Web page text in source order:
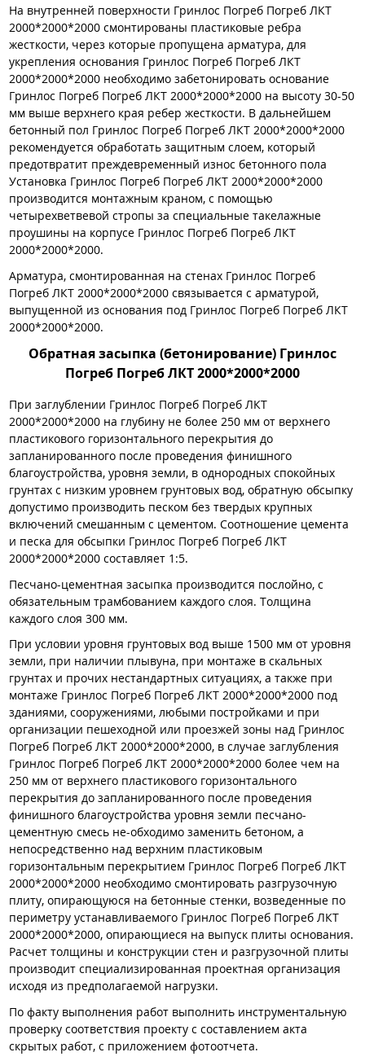
На внутренней поверхности Гринлос Погреб Погреб ЛКТ
2000*2000*2000 смонтированы пластиковые ребра
жесткости, через которые пропущена арматура, для
укрепления основания Гринлос Погреб Погреб ЛКТ
2000*2000*2000 необходимо забетонировать основание
Гринлос Погреб Погреб ЛКТ 2000*2000*2000 на высоту 30-50
мм выше верхнего края ребер жесткости. В дальнейшем
бетонный пол Гринлос Погреб Погреб ЛКТ 2000*2000*2000
рекомендуется обработать защитным слоем, который
предотвратит преждевременный износ бетонного пола
Установка Гринлос Погреб Погреб ЛКТ 2000*2000*2000
производится монтажным краном, с помощью
четырехветвевой стропы за специальные такелажные
проушины на корпусе Гринлос Погреб Погреб ЛКТ
2000*2000*2000.
Арматура, смонтированная на стенах Гринлос Погреб
Погреб ЛКТ 2000*2000*2000 связывается с арматурой,
выпущенной из основания под Гринлос Погреб Погреб ЛКТ
2000*2000*2000.
Обратная засыпка (бетонирование) Гринлос
Погреб Погреб ЛКТ 2000*2000*2000
При заглублении Гринлос Погреб Погреб ЛКТ
2000*2000*2000 на глубину не более 250 мм от верхнего
пластикового горизонтального перекрытия до
запланированного после проведения финишного
благоустройства, уровня земли, в однородных спокойных
грунтах с низким уровнем грунтовых вод, обратную обсыпку
допустимо производить песком без твердых крупных
включений смешанным с цементом. Соотношение цемента
и песка для обсыпки Гринлос Погреб Погреб ЛКТ
2000*2000*2000 составляет 1:5.
Песчано-цементная засыпка производится послойно, с
обязательным трамбованием каждого слоя. Толщина
каждого слоя 300 мм.
При условии уровня грунтовых вод выше 1500 мм от уровня
земли, при наличии плывуна, при монтаже в скальных
грунтах и прочих нестандартных ситуациях, а также при
монтаже Гринлос Погреб Погреб ЛКТ 2000*2000*2000 под
зданиями, сооружениями, любыми постройками и при
организации пешеходной или проезжей зоны над Гринлос
Погреб Погреб ЛКТ 2000*2000*2000, в случае заглубления
Гринлос Погреб Погреб ЛКТ 2000*2000*2000 более чем на
250 мм от верхнего пластикового горизонтального
перекрытия до запланированного после проведения
финишного благоустройства уровня земли песчано-
цементную смесь не-обходимо заменить бетоном, а
непосредственно над верхним пластиковым
горизонтальным перекрытием Гринлос Погреб Погреб ЛКТ
2000*2000*2000 необходимо смонтировать разгрузочную
плиту, опирающуюся на бетонные стенки, возведенные по
периметру устанавливаемого Гринлос Погреб Погреб ЛКТ
2000*2000*2000, опирающиеся на выпуск плиты основания.
Расчет толщины и конструкции стен и разгрузочной плиты
производит специализированная проектная организация
исходя из предполагаемой нагрузки.
По факту выполнения работ выполнить инструментальную
проверку соответствия проекту с составлением акта
скрытых работ, с приложением фотоотчета.